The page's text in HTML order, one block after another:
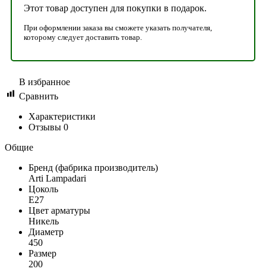
Этот товар доступен для покупки в подарок.
При оформлении заказа вы сможете указать получателя,
которому следует доставить товар.
В избранное
Сравнить
Характеристики
Отзывы 0
Общие
Бренд (фабрика производитель)
Arti Lampadari
Цоколь
E27
Цвет арматуры
Никель
Диаметр
450
Размер
200